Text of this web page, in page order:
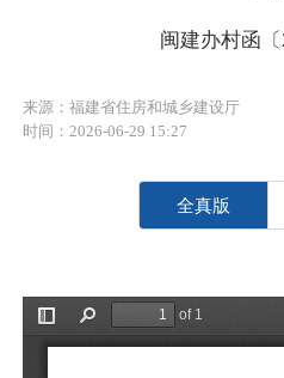
闽建办村函
来源：福建省住房和城乡建设厅
时间：2026-06-29 15:27
全真版